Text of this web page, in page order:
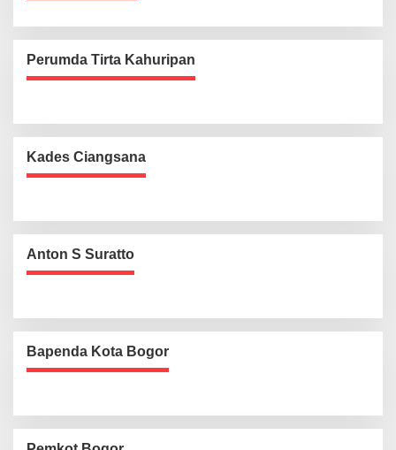
Perumda Tirta Kahuripan
Kades Ciangsana
Anton S Suratto
Bapenda Kota Bogor